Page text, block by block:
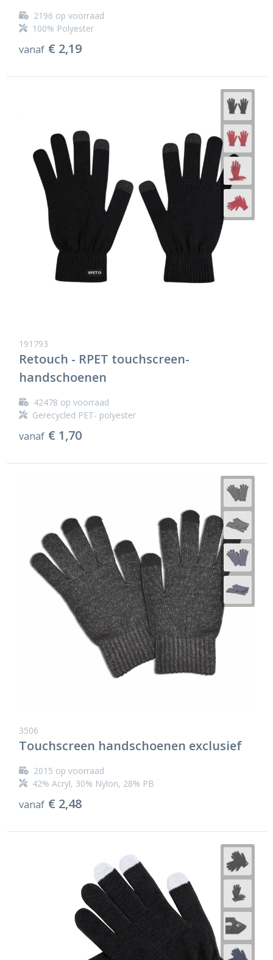
2196 op voorraad
100% Polyester
vanaf € 2,19
191793
Retouch - RPET touchscreen-
handschoenen
42478 op voorraad
Gerecycled PET- polyester
vanaf € 1,70
3506
Touchscreen handschoenen exclusief
2015 op voorraad
42% Acryl, 30% Nylon, 28% PB
vanaf € 2,48